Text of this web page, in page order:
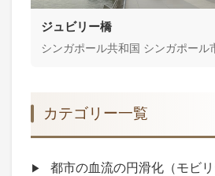
ジュビリー橋
シンガポール共和国 シンガポール
カテゴリー一覧
都市の血流の円滑化（モビ